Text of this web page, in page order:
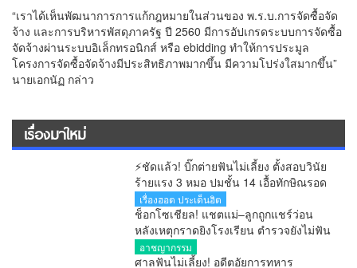
“เราได้เห็นพัฒนาการการแก้กฎหมายในส่วนของ พ.ร.บ.การจัดซื้อจัด
จ้าง และการบริหารพัสดุภาครัฐ ปี 2560 มีการอัปเกรดระบบการจัดซื้อ
จัดจ้างผ่านระบบอิเล็กทรอนิกส์ หรือ ebidding ทำให้การประมูล
โครงการจัดซื้อจัดจ้างมีประสิทธิภาพมากขึ้น มีความโปร่งใสมากขึ้น”
นายเอกนัฏ กล่าว
เรื่องมาใหม่
⚡ชัดแล้ว! บิ๊กต่ายฟันไม่เลี้ยง ตั้งสอบวินัย
ร้ายแรง 3 หมอ ปมชั้น 14 เอื้อทักษิณรอด
คุก หลังศาลตัดสินแล้ว
เรื่องฮอต ประเด็นฮิต
ช็อกโซเชียล! แชตแม่–ลูกถูกแชร์ว่อน
หลังเหตุกราดยิงโรงเรียน ตำรวจยังไม่ฟัน
ธงของจริง
อาชญากรรม
ศาลฟันไม่เลี้ยง! อดีตอัยการทหาร